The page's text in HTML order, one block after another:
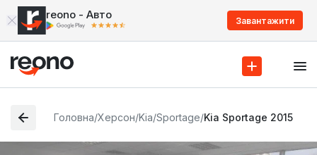
reono - Авто Завантажити
Головна/Херсон/Kia/Sportage/Kia Sportage 2015